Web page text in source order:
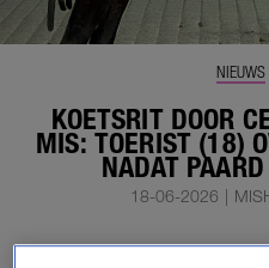
KOETSRIT DOOR
MIS: TOERIST (18)
NADAT
NIEUWS
18-06-2026 |
Het is een toeristische